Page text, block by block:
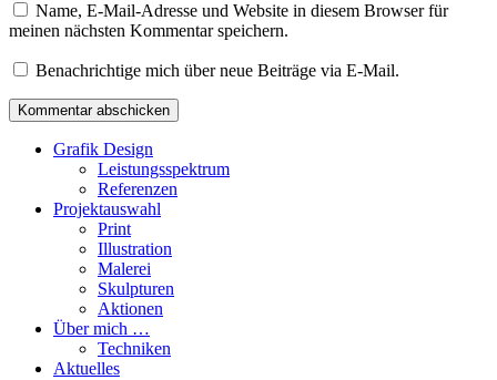
Name, E-Mail-Adresse und Website in diesem Browser für
meinen nächsten Kommentar speichern.
Benachrichtige mich über neue Beiträge via E-Mail.
Grafik Design
Leistungsspektrum
Referenzen
Projektauswahl
Print
Illustration
Malerei
Skulpturen
Aktionen
Über mich …
Techniken
Aktuelles